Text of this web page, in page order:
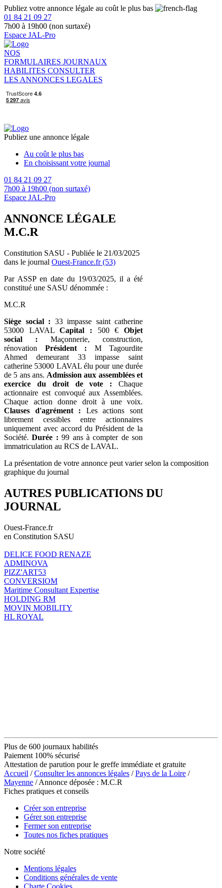
Publiez votre annonce légale au coût le plus bas
01 84 21 09 27
7h00 à 19h00 (non surtaxé)
Espace JAL-Pro
NOS
FORMULAIRES JOURNAUX
HABILITES CONSULTER
LES ANNONCES LEGALES
Publiez une annonce légale
Au coût le plus bas
En choisissant votre journal
01 84 21 09 27
7h00 à 19h00 (non surtaxé)
Espace JAL-Pro
ANNONCE LÉGALE
M.C.R
Constitution SASU - Publiée le 21/03/2025
dans le journal Ouest-France.fr (53)
Par ASSP en date du 19/03/2025, il a été
constitué une SASU dénommée :
M.C.R
Siège social : 33 impasse saint catherine
53000 LAVALCapital : 500 €Objet
social : Maçonnerie, construction,
rénovation Président : M Tagourdite
Ahmed demeurant 33 impasse saint
catherine 53000 LAVAL élu pour une durée
de 5 ans ans. Admission aux assemblées et
exercice du droit de vote : Chaque
actionnaire est convoqué aux Assemblées.
Chaque action donne droit à une voix.
Clauses d'agrément : Les actions sont
librement cessibles entre actionnaires
uniquement avec accord du Président de la
Société.Durée : 99 ans à compter de son
immatriculation au RCS de LAVAL.
La présentation de votre annonce peut varier selon la composition
graphique du journal
AUTRES PUBLICATIONS DU
JOURNAL
Ouest-France.fr
en Constitution SASU
DELICE FOOD RENAZE
ADMINOVA
PIZZ'ART53
CONVERSIOM
Maritime Consultant Expertise
HOLDING RM
MOVIN MOBILITY
HL ROYAL
Plus de 600 journaux habilités
Paiement 100% sécurisé
Attestation de parution pour le greffe immédiate et gratuite
Accueil /Consulter les annonces légales /Pays de la Loire /
Mayenne / Annonce déposée : M.C.R
Fiches pratiques et conseils
Créer son entreprise
Gérer son entreprise
Fermer son entreprise
Toutes nos fiches pratiques
Notre société
Mentions légales
Conditions générales de vente
Charte Cookies